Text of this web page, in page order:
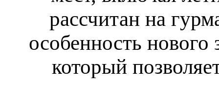
рассчитан на
особенность нового
который